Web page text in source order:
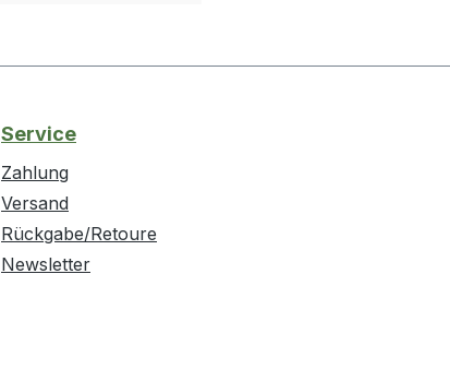
Service
Zahlung
Versand
Rückgabe/Retoure
Newsletter